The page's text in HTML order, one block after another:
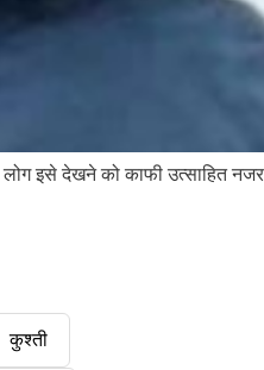
इसे देखने को काफी उत्साहित
कुश्ती